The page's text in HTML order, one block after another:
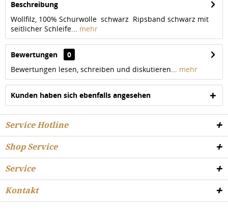
Beschreibung
Wollfilz, 100% Schurwolle schwarz Ripsband schwarz mit
seitlicher Schleife... mehr
Bewertungen
0
Bewertungen lesen, schreiben und diskutieren... mehr
Kunden haben sich ebenfalls angesehen
Service Hotline
Shop Service
Service
Kontakt